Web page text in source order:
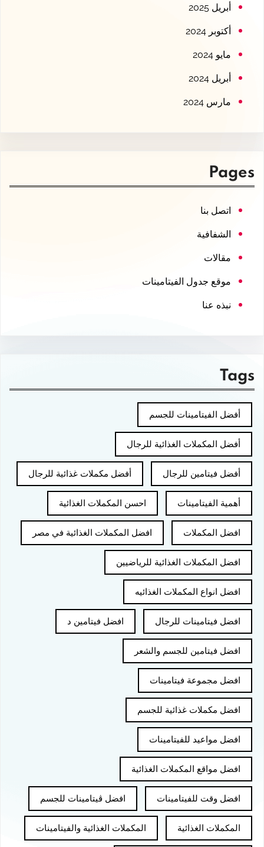
أبريل 2025
أكتوبر 2024
مايو 2024
أبريل 2024
مارس 2024
Pages
اتصل بنا
الشفافية
مقالات
موقع جدول الفيتامينات
نبذه عنا
Tags
أفضل الفيتامينات للجسم
أفضل المكملات الغذائية للرجال
أفضل فيتامين للرجال أفضل مكملات غذائية للرجال
أهمية الفيتامينات احسن المكملات الغذائية
افضل المكملات افضل المكملات الغذائية في مصر
افضل المكملات الغذائية للرياضيين
افضل انواع المكملات الغذائيه
افضل فيتامينات للرجال افضل فيتامين د
افضل فيتامين للجسم والشعر
افضل مجموعة فيتامينات
افضل مكملات غذائية للجسم
افضل مواعيد للفيتامينات
افضل مواقع المكملات الغذائية
افضل وقت للفيتامينات افضل ڤيتامينات للجسم
المكملات الغذائية المكملات الغذائية والفيتامينات